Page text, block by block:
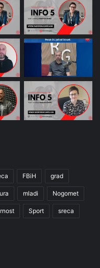
FBiH grad
mladi Nogomet
Sport sreca